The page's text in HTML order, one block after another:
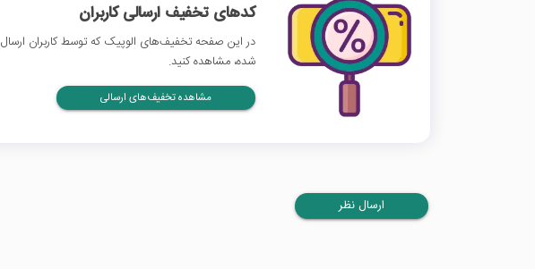
کدهای تخفیف ارسالی کاربران
در این صفحه تخفیف‌های الوپیک که توسط کاربران ارسال
شده، مشاهده کنید.
مشاهده تخفیف‌های ارسالی
ارسال نظر